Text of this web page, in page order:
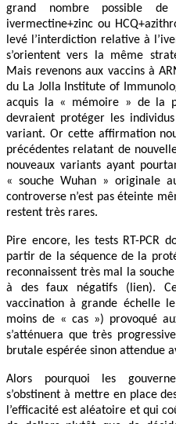
grand nombre possible de
ivermectine+zinc ou
levé l’interdiction relative à
s’orientent vers la même
Mais revenons aux vaccins à
du La Jolla Institute of
acquis la « mémoire » de la
devraient protéger les
variant. Or cette affirmation
précédentes relatant de
nouveaux variants ayant
« souche Wuhan » originale
controverse n’est pas éteinte
restent très rares.
Pire encore, les tests RT-PCR
partir de la séquence de la
reconnaissent très mal la
à des faux négatifs (lien).
vaccination à grande échelle
moins de « cas ») provoqué
s’atténuera que très
brutale espérée sinon attendue
Alors pourquoi les
s’obstinent à mettre en place
l’efficacité est aléatoire et qui